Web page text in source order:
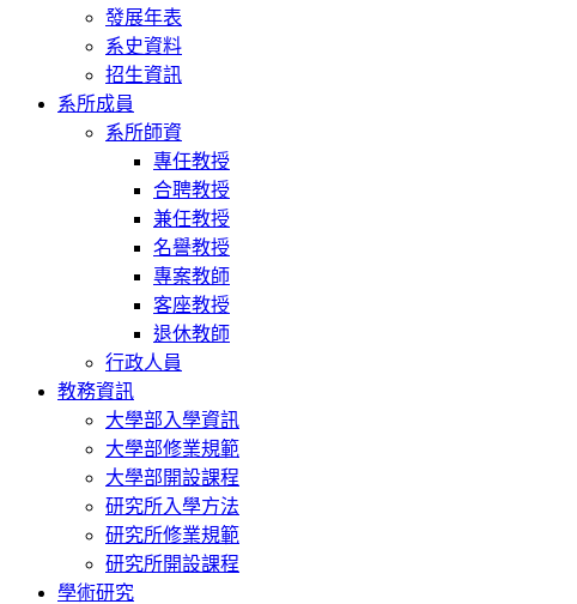
發展年表
系史資料
招生資訊
系所成員
系所師資
專任教授
合聘教授
兼任教授
名譽教授
專案教師
客座教授
退休教師
行政人員
教務資訊
大學部入學資訊
大學部修業規範
大學部開設課程
研究所入學方法
研究所修業規範
研究所開設課程
學術研究